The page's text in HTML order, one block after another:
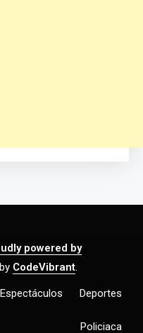
powered by
CodeVibrant.
Espectáculos Deportes
Policiaca